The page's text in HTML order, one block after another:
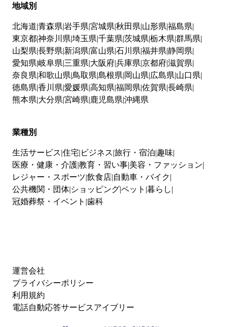
地域別
北海道 青森県 岩手県 宮城県 秋田県 山形県 福島県
東京都神奈川県 埼玉県 千葉県 茨城県 栃木県 群馬県
山梨県 長野県 新潟県 富山県 石川県 福井県 静岡県
愛知県 岐阜県 三重県 大阪府兵庫県 京都府滋賀県
奈良県 和歌山県 鳥取県 島根県 岡山県 広島県 山口県
徳島県 香川県 愛媛県 高知県 福岡県 佐賀県 長崎県
熊本県 大分県 宮崎県 鹿児島県 沖縄県
業種別
生活サービス 住宅 ビジネス 旅行・宿泊 趣味
医療・健康・介護教育・習い事 美容・ファッション
レジャー・スポーツ 飲食店 自動車・バイク
公共機関・団体 ショッピングペット 暮らし
冠婚葬祭・イベント 歯科
運営会社
プライバシーポリシー
利用規約
電話自動応答サービスアイブリー